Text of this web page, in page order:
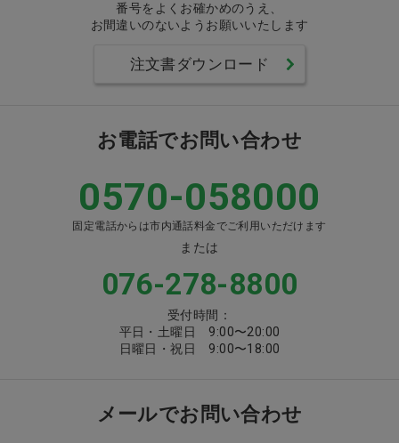
番号をよくお確かめのうえ、
お間違いのないようお願いいたします
注文書ダウンロード
お電話でお問い合わせ
0570-058000
固定電話からは市内通話料金でご利用いただけます
または
076-278-8800
受付時間：
平日・土曜日 9:00〜20:00
日曜日・祝日 9:00〜18:00
メールでお問い合わせ